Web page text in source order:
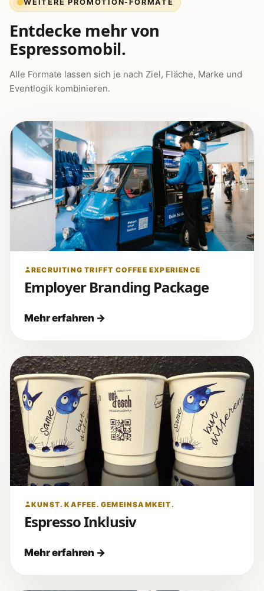
WEITERE PROMOTION-FORMATE
Entdecke mehr von
Espressomobil.
Alle Formate lassen sich je nach Ziel, Fläche, Marke und
Eventlogik kombinieren.
RECRUITING TRIFFT COFFEE EXPERIENCE
Employer Branding Package
KUNST. KAFFEE. GEMEINSAMKEIT.
Espresso Inklusiv